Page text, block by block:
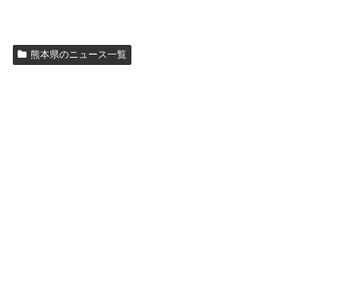
熊本県のニュース一覧